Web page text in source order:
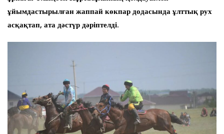
ұйымдастырылған жаппай көкпар додасында ұлттық рух
асқақтап, ата дәстүр дәріптелді.